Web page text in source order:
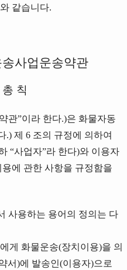
같습니다.
사업운송약관
칙
관”이라 한다.)은 화물자동
.) 제 6 조의 규정에 의하여
“사업자”라 한다)와 이용자
에 관한 사항을 규정함을
사용하는 용어의 정의는 다
게 화물운송(장치이용)을 의
서)에 발송인(이용자)으로